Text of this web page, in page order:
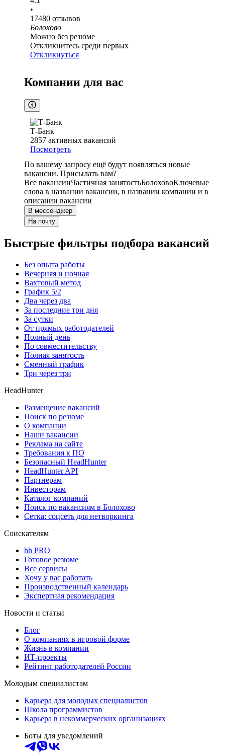
•
17480 отзывов
Болохово
Можно без резюме
Откликнитесь среди первых
Откликнуться
Компании для вас
Т-Банк
2857 активных вакансий
Посмотреть
По вашему запросу ещё будут появляться новые
вакансии. Присылать вам?
Все вакансииЧастичная занятостьБолоховоКлючевые
слова в названии вакансии, в названии компании и в
описании вакансии
В мессенджер
На почту
Быстрые фильтры подбора вакансий
Без опыта работы
Вечерняя и ночная
Вахтовый метод
График 5/2
Два через два
За последние три дня
За сутки
От прямых работодателей
Полный день
По совместительству
Полная занятость
Сменный график
Три через три
HeadHunter
Размещение вакансий
Поиск по резюме
О компании
Наши вакансии
Реклама на сайте
Требования к ПО
Безопасный HeadHunter
HeadHunter API
Партнерам
Инвесторам
Каталог компаний
Поиск по вакансиям в Болохово
Сетка: соцсеть для нетворкинга
Соискателям
hh PRO
Готовое резюме
Все сервисы
Хочу у вас работать
Производственный календарь
Экспертная рекомендация
Новости и статьи
Блог
О компаниях в игровой форме
Жизнь в компании
ИТ-проекты
Рейтинг работодателей России
Молодым специалистам
Карьера для молодых специалистов
Школа программистов
Карьера в некоммерческих организациях
Боты для уведомлений